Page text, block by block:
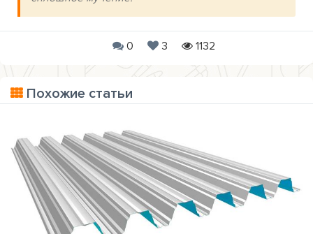
0 3 1132
Похожие статьи